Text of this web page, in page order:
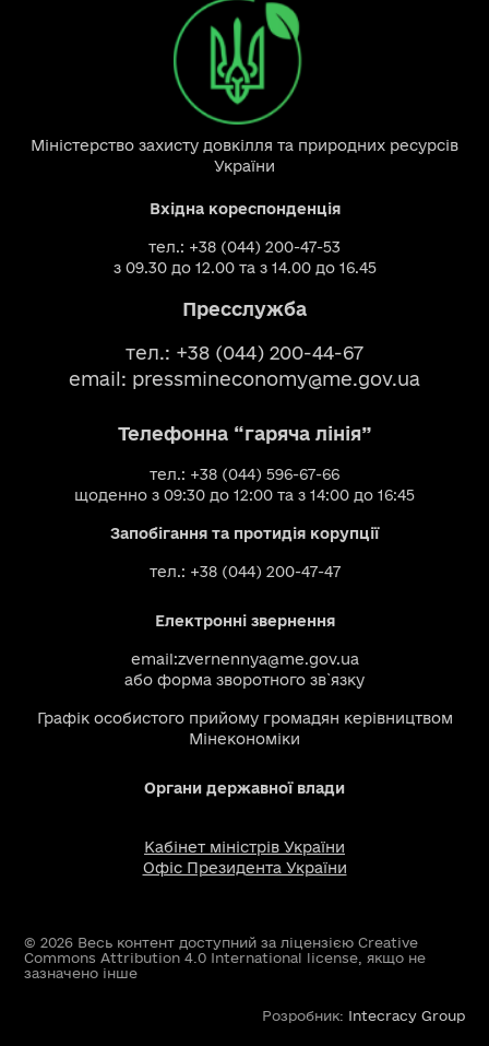
Міністерство захисту довкілля та природних ресурсів
України
Вхідна кореспонденція
тел.: +38 (044) 200-47-53
з 09.30 до 12.00 та з 14.00 до 16.45
Пресслужба
тел.: +38 (044) 200-44-67
email: pressmineconomy@me.gov.ua
Телефонна “гаряча лінія”
тел.: +38 (044) 596-67-66
щоденно з 09:30 до 12:00 та з 14:00 до 16:45
Запобігання та протидія корупції
тел.: +38 (044) 200-47-47
Електронні звернення
email:zvernennya@me.gov.ua
або форма зворотного зв`язку
Графік особистого прийому громадян керівництвом
Мінекономіки
Органи державної влади
Кабінет міністрів України
Офіс Президента України
© 2026 Весь контент доступний за ліцензією Creative
Commons Attribution 4.0 International license, якщо не
зазначено інше
Розробник: Intecracy Group